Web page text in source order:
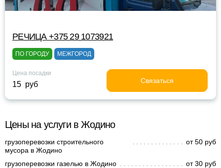
РЕЧИЦА +375 29 1073921
ПО ГОРОДУ МЕЖГОРОД
Цена посадки
15 руб Связаться
Цены на услуги в Жодино
грузоперевозки строительного
мусора в Жодино
от 50 руб
грузоперевозки газелью в Жодино
от 30 руб